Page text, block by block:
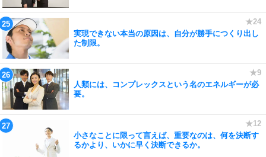
実現できない本当の原因は、自分が勝手につくり出し
た制限。
人類には、コンプレックスという名のエネルギーが必
要。
小さなことに限って言えば、重要なのは、何を決断す
るかより、いかに早く決断できるか。